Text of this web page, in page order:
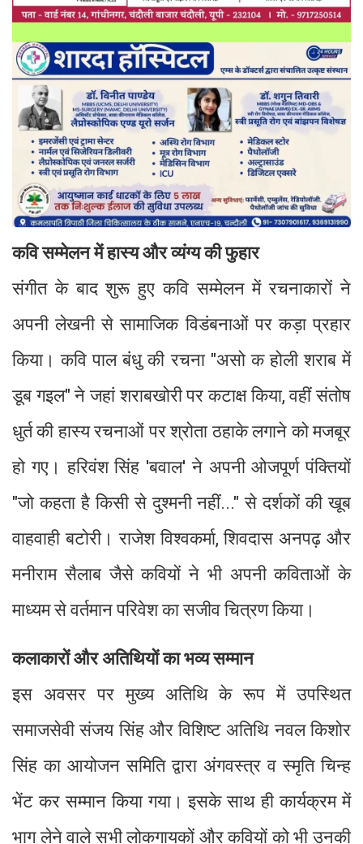
कवि सम्मेलन में हास्य और व्यंग्य की फुहार
संगीत के बाद शुरू हुए कवि सम्मेलन में रचनाकारों ने
अपनी लेखनी से सामाजिक विडंबनाओं पर कड़ा प्रहार
किया। कवि पाल बंधु की रचना "असो क होली शराब में
डूब गइल" ने जहां शराबखोरी पर कटाक्ष किया, वहीं संतोष
धुर्त की हास्य रचनाओं पर श्रोता ठहाके लगाने को मजबूर
हो गए। हरिवंश सिंह 'बवाल' ने अपनी ओजपूर्ण पंक्तियों
"जो कहता है किसी से दुश्मनी नहीं..." से दर्शकों की खूब
वाहवाही बटोरी। राजेश विश्वकर्मा, शिवदास अनपढ़ और
मनीराम सैलाब जैसे कवियों ने भी अपनी कविताओं के
माध्यम से वर्तमान परिवेश का सजीव चित्रण किया।
कलाकारों और अतिथियों का भव्य सम्मान
इस अवसर पर मुख्य अतिथि के रूप में उपस्थित
समाजसेवी संजय सिंह और विशिष्ट अतिथि नवल किशोर
सिंह का आयोजन समिति द्वारा अंगवस्त्र व स्मृति चिन्ह
भेंट कर सम्मान किया गया। इसके साथ ही कार्यक्रम में
भाग लेने वाले सभी लोकगायकों और कवियों को भी उनकी